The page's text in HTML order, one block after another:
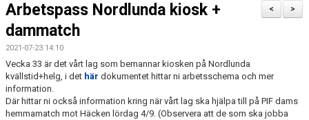
TRUPPEN
GÄSTBOK
DOKUMENT
KONTAKT
>
<
Arbetspass Nordlunda kiosk +
dammatch
2021-07-23 14:10
Vecka 33 är det vårt lag som bemannar kiosken på Nordlunda
kvällstid+helg, i det här dokumentet hittar ni arbetsschema och mer
information.
Där hittar ni också information kring när vårt lag ska hjälpa till på PIF dams
hemmamatch mot Häcken lördag 4/9. (Observera att de som ska jobba